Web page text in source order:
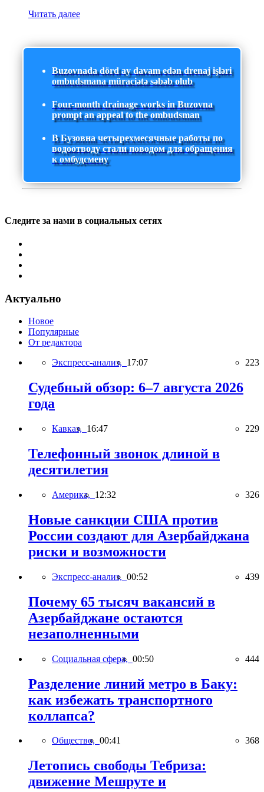
Читать далее
Buzovnada dörd ay davam edən drenaj işləri
ombudsmana müraciətə səbəb olub
Four-month drainage works in Buzovna
prompt an appeal to the ombudsman
В Бузовна четырехмесячные работы по
водоотводу стали поводом для обращения
к омбудсмену
Следите за нами в социальных сетях
Актуально
Новое
Популярные
От редактора
Экспресс-анализ, 17:07 223
Судебный обзор: 6–7 августа 2026
года
Кавказ, 16:47 229
Телефонный звонок длиной в
десятилетия
Америка, 12:32 326
Новые санкции США против
России создают для Азербайджана
риски и возможности
Экспресс-анализ, 00:52 439
Почему 65 тысяч вакансий в
Азербайджане остаются
незаполненными
Социальная сфера, 00:50 444
Разделение линий метро в Баку:
как избежать транспортного
коллапса?
Общество, 00:41 368
Летопись свободы Тебриза:
движение Мешруте и